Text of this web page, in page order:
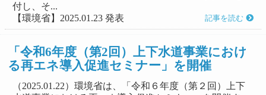
付し、そ...
【環境省】2025.01.23 発表
記事を読む
「令和6年度（第2回）上下水道事業におけ
る再エネ導入促進セミナー」を開催
（2025.01.22）環境省は、「令和６年度（第２回）上下